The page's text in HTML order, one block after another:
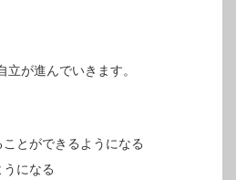
が進んでいきます。
とができるようになる
になる